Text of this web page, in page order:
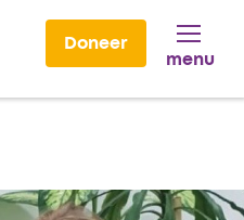
Doneer
menu